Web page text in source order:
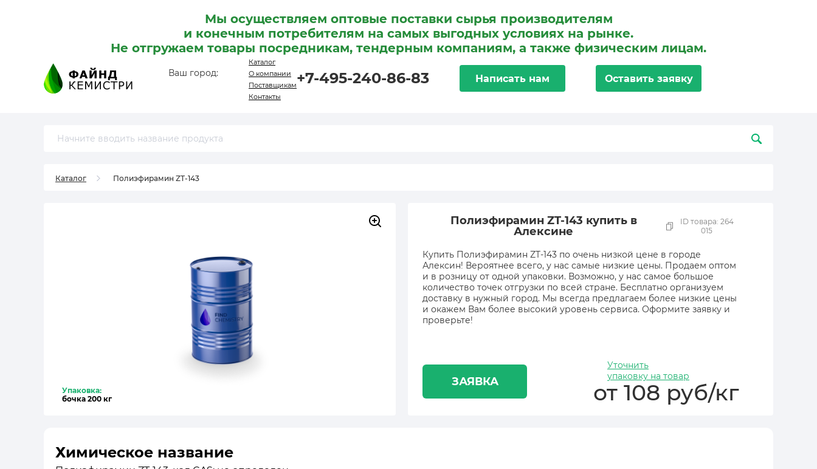
Мы осуществляем оптовые поставки сырья производителям
и конечным потребителям на самых выгодных условиях на рынке.
Не отгружаем товары посредникам, тендерным компаниям, а также физическим лицам.
Ваш город:
Каталог
О компании
Поставщикам
Контакты
+7-495-240-86-83 Написать нам Оставить заявку
Каталог Полиэфирамин ZT-143
Упаковка:
бочка 200 кг
Полиэфирамин ZT-143 купить в
Алексине
ID товара: 264
015
Купить Полиэфирамин ZT-143 по очень низкой цене в городе
Алексин! Вероятнее всего, у нас самые низкие цены. Продаем оптом
и в розницу от одной упаковки. Возможно, у нас самое большое
количество точек отгрузки по всей стране. Бесплатно организуем
доставку в нужный город. Мы всегда предлагаем более низкие цены
и окажем Вам более высокий уровень сервиса. Оформите заявку и
проверьте!
ЗАЯВКА
Уточнить
упаковку на товар
от 108 руб/кг
Химическое название